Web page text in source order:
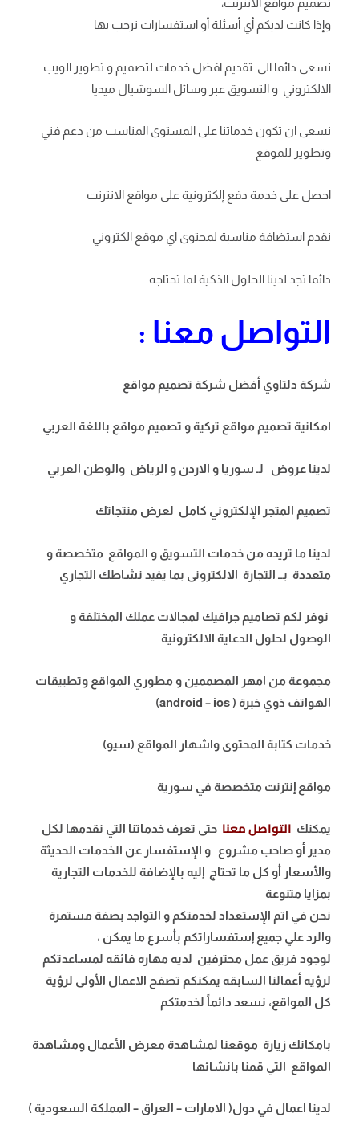
تصميم مواقع الانترنت،
وإذا كانت لديكم أي أسئلة أو استفسارات نرحب بها
نسعى دائما الى تقديم افضل خدمات لتصميم و تطوير الويب
الالكتروني و التسويق عبر وسائل السوشيال ميديا
نسعى ان تكون خدماتنا على المستوى المناسب من دعم فني
وتطوير للموقع
احصل على خدمة دفع إلكترونية على مواقع الانترنت
نقدم استضافة مناسبة لمحتوى اي موقع الكتروني
دائما تجد لدينا الحلول الذكية لما تحتاجه
التواصل معنا :
شركة دلتاوي أفضل شركة تصميم مواقع
امكانية تصميم مواقع تركية و تصميم مواقع باللغة العربي
لدينا عروض لـ سوريا و الاردن و الرياض والوطن العربي
تصميم المتجر الإلكتروني كامل لعرض منتجاتك
لدينا ما تريده من خدمات التسويق و المواقع متخصصة و
متعددة بــ التجارة الالكترونى بما يفيد نشاطك التجاري
نوفر لكم تصاميم جرافيك لمجالات عملك المختلفة و
الوصول لحلول الدعاية الالكترونية
مجموعة من امهر المصممين و مطوري المواقع وتطبيقات
الهواتف ذوي خبرة ( android – ios)
خدمات كتابة المحتوى واشهار المواقع (سيو)
مواقع إنترنت متخصصة في سورية
يمكنك التواصل معنا حتى تعرف خدماتنا التي نقدمها لكل
مدير أو صاحب مشروع و الإستفسار عن الخدمات الحديثة
والأسعار أو كل ما تحتاج إليه بالإضافة للخدمات التجارية
بمزايا متنوعة
نحن في اتم الإستعداد لخدمتكم و التواجد بصفة مستمرة
والرد علي جميع إستفساراتكم بأسرع ما يمكن ،
لوجود فريق عمل محترفين لديه مهاره فائقه لمساعدتكم
لرؤيه أعمالنا السابقه يمكنكم تصفح الاعمال الأولى لرؤية
كل المواقع، نسعد دائماً لخدمتكم
بامكانك زيارة موقعنا لمشاهدة معرض الأعمال ومشاهدة
المواقع التي قمنا بانشائها
لدينا اعمال في دول( الامارات – العراق – المملكة السعودية )